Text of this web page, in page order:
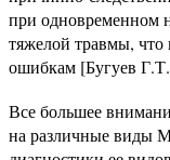
при одновременном
тяжелой травмы,
ошибкам [Бугуев
Все большее
на различные виды